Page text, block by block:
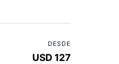
DESDE
USD 127